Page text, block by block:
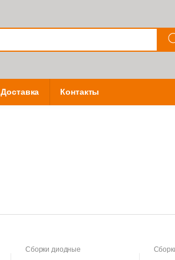
Доставка Контакты
Сборки диодные